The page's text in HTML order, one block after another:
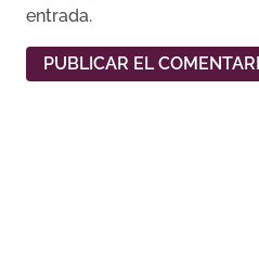
entrada.